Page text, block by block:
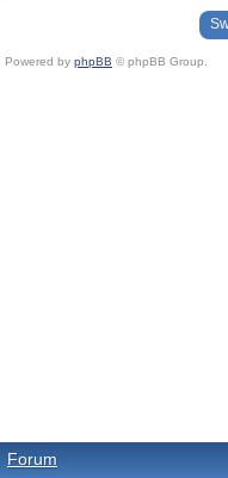
Powered by phpBB © phpBB Group.
Forum